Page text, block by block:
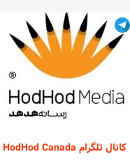
کانال تلگرام HodHod Canada